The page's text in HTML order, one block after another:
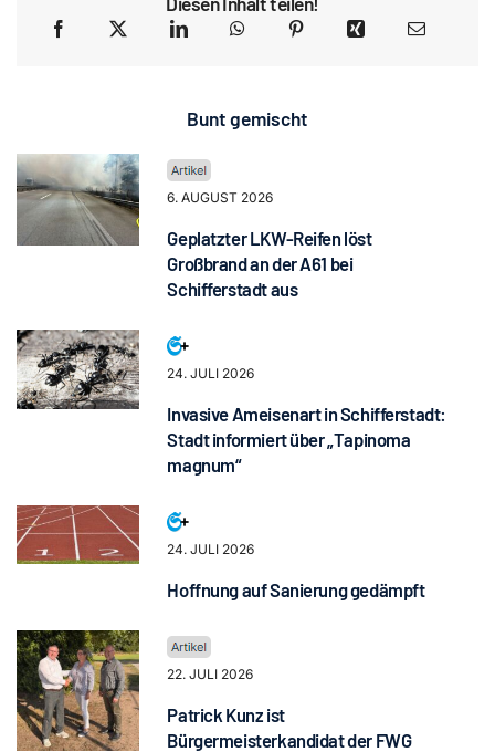
Bunt gemischt
6. AUGUST 2026
Geplatzter LKW-Reifen löst
Großbrand an der A61 bei
Schifferstadt aus
24. JULI 2026
Invasive Ameisenart in Schifferstadt:
Stadt informiert über „Tapinoma
magnum“
24. JULI 2026
Hoffnung auf Sanierung gedämpft
22. JULI 2026
Patrick Kunz ist
Bürgermeisterkandidat der FWG